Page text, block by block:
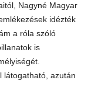
Nagyné Magyar
idézték
a róla szóló
is
látogatható, azután